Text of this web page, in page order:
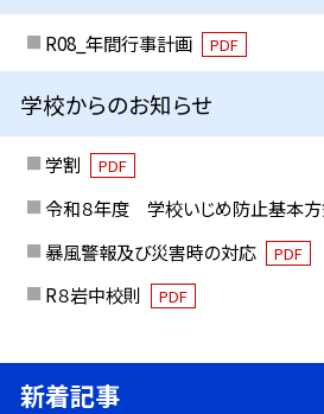
R08_年間行事計画 PDF
学校からのお知らせ
学割 PDF
令和８年度 学校いじめ防止基本
暴風警報及び災害時の対応 PDF
R８岩中校則 PDF
新着記事